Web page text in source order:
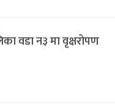
वडा न३ मा वृक्षरोपण